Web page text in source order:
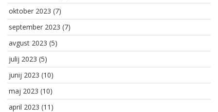
oktober 2023 (7)
september 2023 (7)
avgust 2023 (5)
julij 2023 (5)
junij 2023 (10)
maj 2023 (10)
april 2023 (11)